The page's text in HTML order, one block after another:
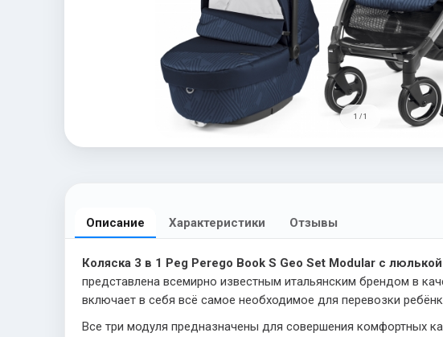
1 / 1
Описание Характеристики Отзывы
Коляска 3 в 1 Peg Perego Book S Geo Set Modular с
представлена всемирно известным итальянским брендом в
включает в себя всё самое необходимое для перевозки
Все три модуля предназначены для совершения комфортных